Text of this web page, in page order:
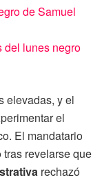
de Samuel
del lunes negro
elevadas, y el
el
El mandatario
revelarse que
rechazó